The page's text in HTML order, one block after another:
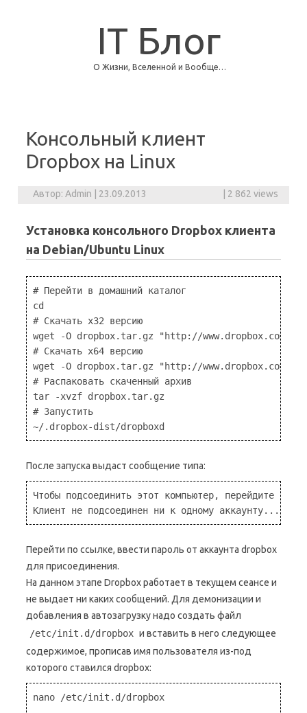
IT Блог
О Жизни, Вселенной и Вообще…
Консольный клиент
Dropbox на Linux
Автор:Admin 23.09.2013 2 862 views
Установка консольного Dropbox клиента
на Debian/Ubuntu Linux
# Перейти в домашний каталог
cd
# Скачать x32 версию
wget -O dropbox.tar.gz "http://www.dropbox.com/
# Скачать x64 версию
wget -O dropbox.tar.gz "http://www.dropbox.com/
# Распаковать скаченный архив
tar -xvzf dropbox.tar.gz
# Запустить
После запуска выдаст сообщение типа:
Чтобы подсоединить этот компьютер, перейдите
Перейти по ссылке, ввести пароль от аккаунта dropbox
для присоединения.
На данном этапе Dropbox работает в текущем сеансе и
не выдает ни каких сообщений. Для демонизации и
добавления в автозагрузку надо создать файл
/etc/init.d/dropbox и вставить в него следующее
содержимое, прописав имя пользователя из-под
которого ставился dropbox:
nano /etc/init.d/dropbox